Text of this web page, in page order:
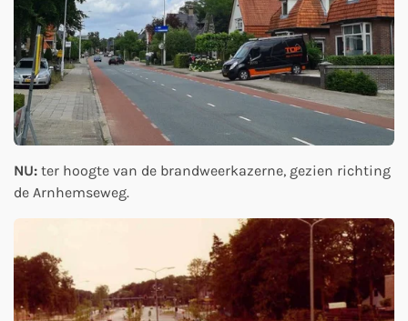
NU: ter hoogte van de brandweerkazerne, gezien richting
de Arnhemseweg.